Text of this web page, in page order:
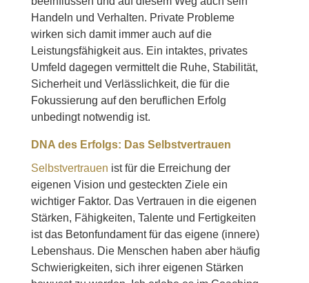
Handeln und Verhalten. Private Probleme
wirken sich damit immer auch auf die
Leistungsfähigkeit aus. Ein intaktes, privates
Umfeld dagegen vermittelt die Ruhe, Stabilität,
Sicherheit und Verlässlichkeit, die für die
Fokussierung auf den beruflichen Erfolg
unbedingt notwendig ist.
DNA des Erfolgs: Das Selbstvertrauen
Selbstvertrauen ist für die Erreichung der
eigenen Vision und gesteckten Ziele ein
wichtiger Faktor. Das Vertrauen in die eigenen
Stärken, Fähigkeiten, Talente und Fertigkeiten
ist das Betonfundament für das eigene (innere)
Lebenshaus. Die Menschen haben aber häufig
Schwierigkeiten, sich ihrer eigenen Stärken